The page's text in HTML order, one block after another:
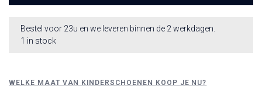
Bestel voor 23u en we leveren binnen de 2 werkdagen.
1 in stock
WELKE MAAT VAN KINDERSCHOENEN KOOP JE NU?